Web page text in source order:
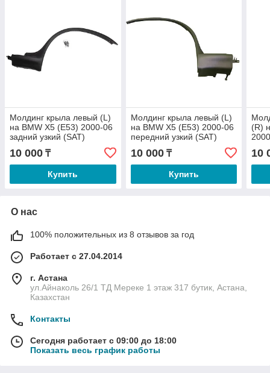
Молдинг крыла левый (L)
на BMW X5 (E53) 2000-06
задний узкий (SAT)
10 000 ₸
Купить
Молдинг крыла левый (L)
на BMW X5 (E53) 2000-06
передний узкий (SAT)
10 000₸
Купить
(R)
10
О нас
100% положительных из 8 отзывов за год
Работает с 27.04.2014
г. Астана
ул.Айнаколь 26/1 ТД Мереке 1 этаж 317 бутик, Астана,
Казахстан
Контакты
Сегодня работает с 09:00 до 18:00
Показать весь график работы